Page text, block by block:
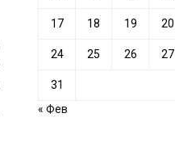
17 18 19 20
24 25 26 27
31
« Фев